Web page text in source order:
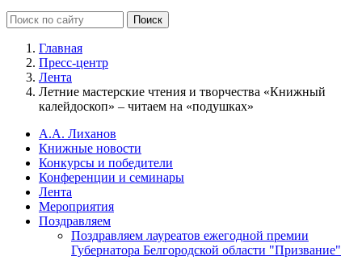
Главная
Пресс-центр
Лента
Летние мастерские чтения и творчества «Книжный
калейдоскоп» – читаем на «подушках»
А.А. Лиханов
Книжные новости
Конкурсы и победители
Конференции и семинары
Лента
Мероприятия
Поздравляем
Поздравляем лауреатов ежегодной премии
Губернатора Белгородской области "Призвание"